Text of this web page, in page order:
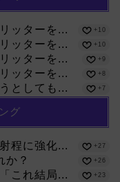
ッターを... +10
ッターを... +10
ッターを... +9
ッターを... +8
としても... +7
グ
程に強化... +27
か？ +26
これ結局... +23